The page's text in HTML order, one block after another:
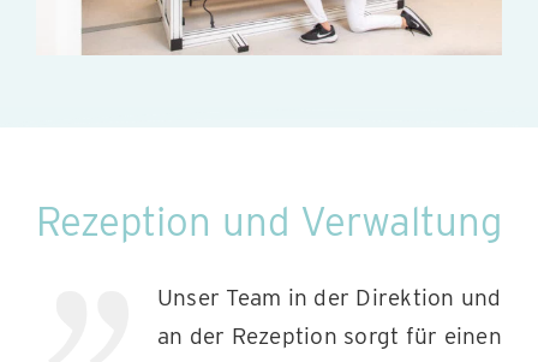
Rezeption und Verwaltung
Unser Team in der Direktion und
an der Rezeption sorgt für einen